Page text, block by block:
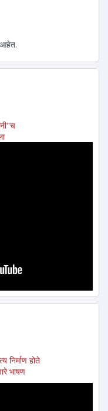
निर्माण होते
भाषण